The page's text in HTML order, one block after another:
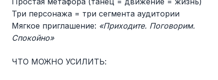
Три персонажа = три сегмента аудитории
Мягкое приглашение: «Приходите. Поговорим.
Спокойно»
ЧТО МОЖНО УСИЛИТЬ: